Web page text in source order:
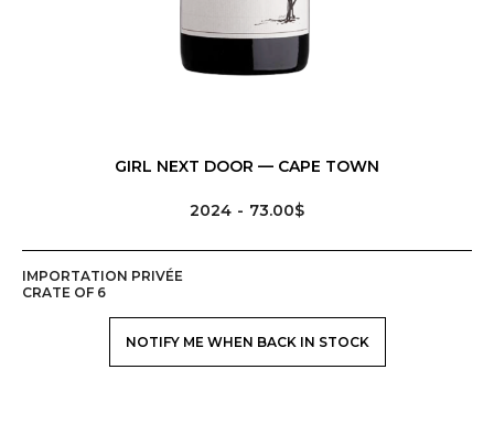
GIRL NEXT DOOR — CAPE TOWN
2024 73.00$
IMPORTATION PRIVÉE
CRATE OF 6
NOTIFY ME WHEN BACK IN STOCK